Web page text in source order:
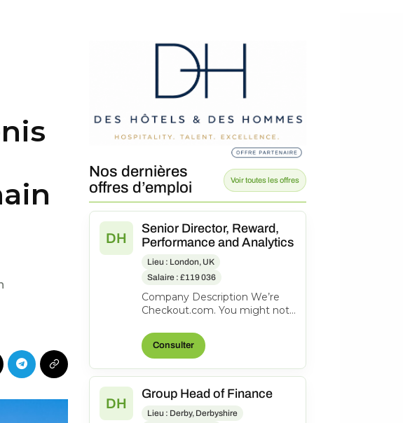
Nos dernières
offres d’emploi
Voir toutes les offres
DH
Senior Director, Reward,
Performance and Analytics
Lieu : London, UK
Salaire : £119 036
Company Description We’re
Checkout.com. You might not
companies like eBay, Spotify,
Klarna, Uber,...
Consulter
DH
Group Head of Finance
Lieu : Derby, Derbyshire